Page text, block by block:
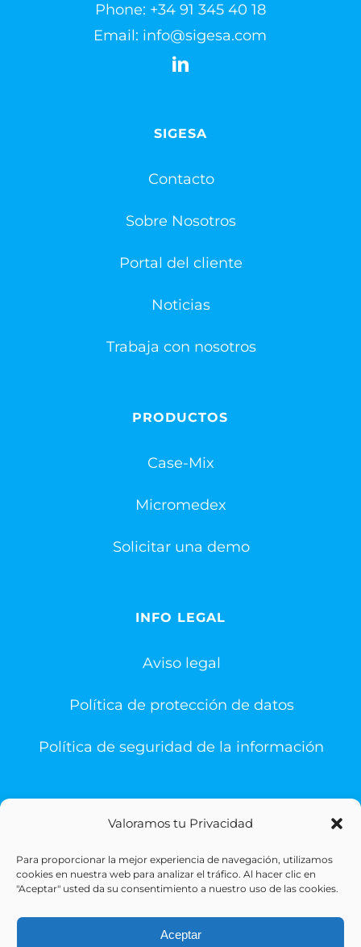
Valoramos tu Privacidad
Para proporcionar la mejor experiencia de navegación, utilizamos
cookies en nuestra web para analizar el tráfico. Al hacer clic en
"Aceptar" usted da su consentimiento a nuestro uso de las cookies.
Aceptar
Phone: +34 91 345 40 18
Email: info@sigesa.com
SIGESA
Contacto
Sobre Nosotros
Portal del cliente
Noticias
Trabaja con nosotros
PRODUCTOS
Case-Mix
Micromedex
Solicitar una demo
INFO LEGAL
Aviso legal
Política de protección de datos
Política de seguridad de la información
© Copyright 1993 -2026 | Sigesa Sistemas de Gestión
Sanitaria | All Rights Reserved